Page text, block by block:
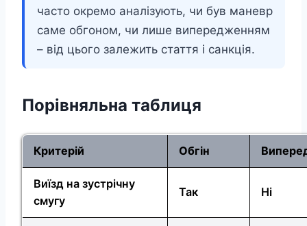
часто окремо аналізують, чи був маневр
саме обгоном, чи лише випередженням
– від цього залежить стаття і санкція.
Порівняльна таблиця
Критерій Обгін
Виїзд на зустрічну
смугу
Так Ні